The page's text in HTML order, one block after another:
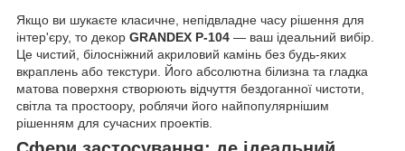
Якщо ви шукаєте класичне, непідвладне часу рішення для
інтер'єру, то декор GRANDEX P-104 — ваш ідеальний вибір.
Це чистий, білосніжний акриловий камінь без будь-яких
вкраплень або текстури. Його абсолютна білизна та гладка
матова поверхня створюють відчуття бездоганної чистоти,
світла та простоору, роблячи його найпопулярнішим
рішенням для сучасних проектів.